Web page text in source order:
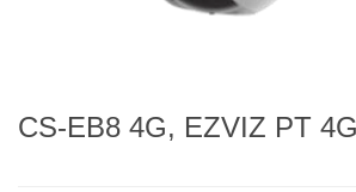
CS-EB8 4G, EZVIZ PT